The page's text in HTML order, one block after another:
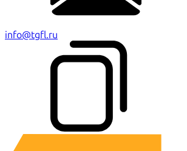
info@tgfl.ru